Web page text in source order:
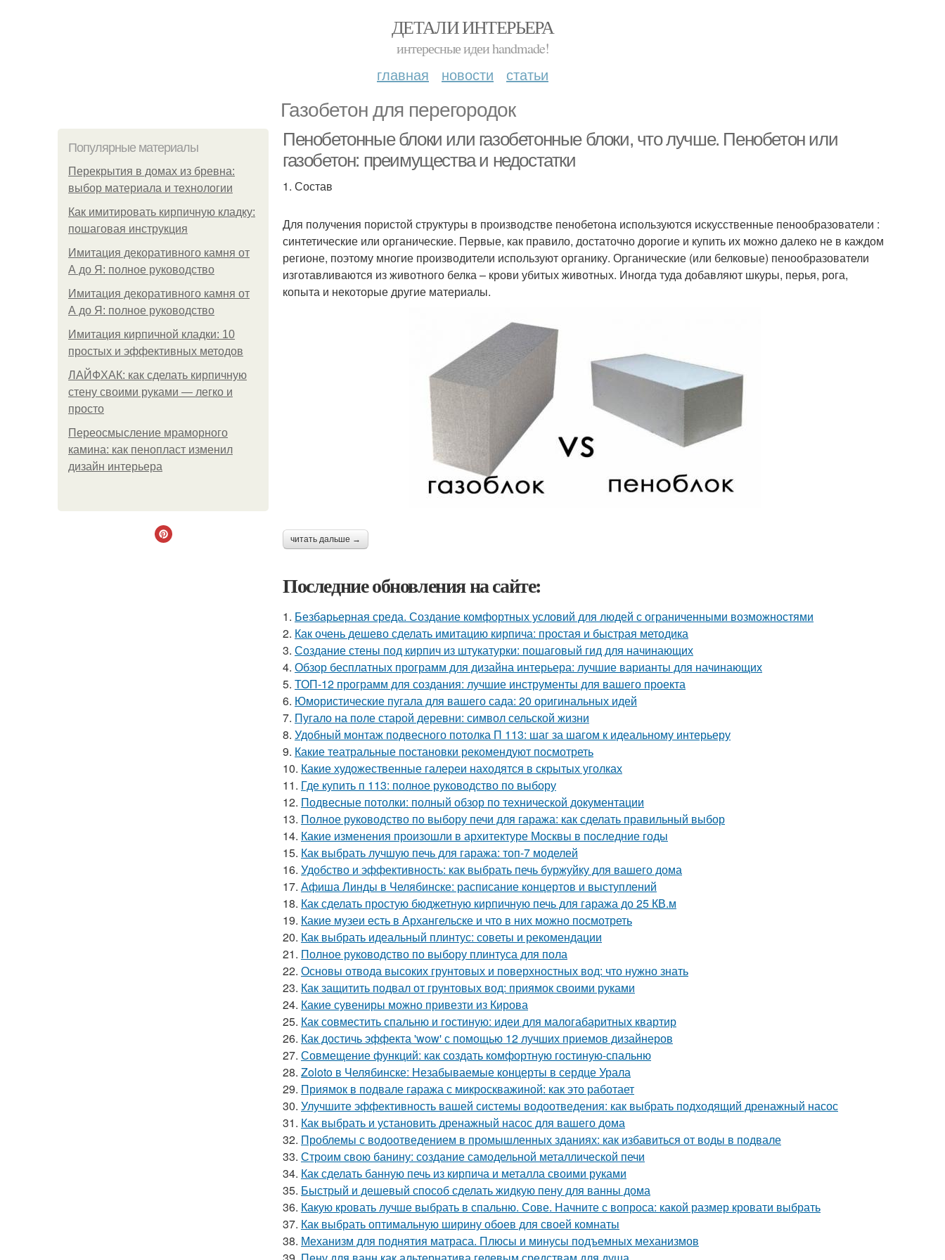
ДЕТАЛИ ИНТЕРЬЕРА
интересные идеи handmade!
главная новости статьи
Газобетон для перегородок
Популярные материалы
Перекрытия в домах из бревна:
выбор материала и технологии
Как имитировать кирпичную кладку:
пошаговая инструкция
Имитация декоративного камня от
А до Я: полное руководство
Имитация декоративного камня от
А до Я: полное руководство
Имитация кирпичной кладки: 10
простых и эффективных методов
ЛАЙФХАК: как сделать кирпичную
стену своими руками — легко и
просто
Переосмысление мраморного
камина: как пенопласт изменил
дизайн интерьера
Пенобетонные блоки или газобетонные блоки, что лучше. Пенобетон или
газобетон: преимущества и недостатки
1. Состав
Для получения пористой структуры в производстве пенобетона используются искусственные пенообразователи :
синтетические или органические. Первые, как правило, достаточно дорогие и купить их можно далеко не в каждом
регионе, поэтому многие производители используют органику. Органические (или белковые) пенообразователи
изготавливаются из животного белка – крови убитых животных. Иногда туда добавляют шкуры, перья, рога,
копыта и некоторые другие материалы.
читать дальше →
Последние обновления на сайте:
1. Безбарьерная среда. Создание комфортных условий для людей с ограниченными возможностями
2. Как очень дешево сделать имитацию кирпича: простая и быстрая методика
3. Создание стены под кирпич из штукатурки: пошаговый гид для начинающих
4. Обзор бесплатных программ для дизайна интерьера: лучшие варианты для начинающих
5. ТОП-12 программ для создания: лучшие инструменты для вашего проекта
6. Юмористические пугала для вашего сада: 20 оригинальных идей
7. Пугало на поле старой деревни: символ сельской жизни
8. Удобный монтаж подвесного потолка П 113: шаг за шагом к идеальному интерьеру
9. Какие театральные постановки рекомендуют посмотреть
10. Какие художественные галереи находятся в скрытых уголках
11. Где купить п 113: полное руководство по выбору
12. Подвесные потолки: полный обзор по технической документации
13. Полное руководство по выбору печи для гаража: как сделать правильный выбор
14. Какие изменения произошли в архитектуре Москвы в последние годы
15. Как выбрать лучшую печь для гаража: топ-7 моделей
16. Удобство и эффективность: как выбрать печь буржуйку для вашего дома
17. Афиша Линды в Челябинске: расписание концертов и выступлений
18. Как сделать простую бюджетную кирпичную печь для гаража до 25 КВ.м
19. Какие музеи есть в Архангельске и что в них можно посмотреть
20. Как выбрать идеальный плинтус: советы и рекомендации
21. Полное руководство по выбору плинтуса для пола
22. Основы отвода высоких грунтовых и поверхностных вод: что нужно знать
23. Как защитить подвал от грунтовых вод: приямок своими руками
24. Какие сувениры можно привезти из Кирова
25. Как совместить спальню и гостиную: идеи для малогабаритных квартир
26. Как достичь эффекта 'wow' с помощью 12 лучших приемов дизайнеров
27. Совмещение функций: как создать комфортную гостиную-спальню
28. Zoloto в Челябинске: Незабываемые концерты в сердце Урала
29. Приямок в подвале гаража с микроскважиной: как это работает
30. Улучшите эффективность вашей системы водоотведения: как выбрать подходящий дренажный насос
31. Как выбрать и установить дренажный насос для вашего дома
32. Проблемы с водоотведением в промышленных зданиях: как избавиться от воды в подвале
33. Строим свою банину: создание самодельной металлической печи
34. Как сделать банную печь из кирпича и металла своими руками
35. Быстрый и дешевый способ сделать жидкую пену для ванны дома
36. Какую кровать лучше выбрать в спальню. Сове. Начните с вопроса: какой размер кровати выбрать
37. Как выбрать оптимальную ширину обоев для своей комнаты
38. Механизм для поднятия матраса. Плюсы и минусы подъемных механизмов